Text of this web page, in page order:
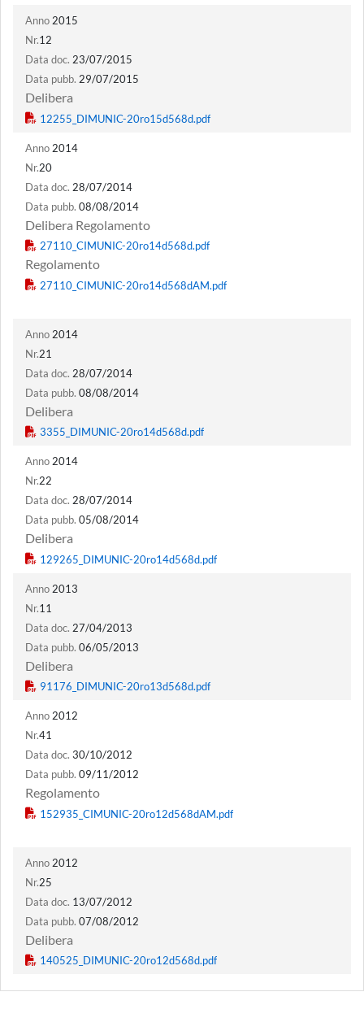
Anno2015
Nr.12
Data doc. 23/07/2015
Data pubb. 29/07/2015
Delibera
Anno 2014
Nr.20
Data doc. 28/07/2014
Data pubb. 08/08/2014
Delibera Regolamento
Regolamento
Anno 2014
Nr.21
Data doc. 28/07/2014
Data pubb. 08/08/2014
Delibera
Anno2014
Nr.22
Data doc. 28/07/2014
Data pubb. 05/08/2014
Delibera
Anno 2013
Nr.11
Data doc. 27/04/2013
Data pubb. 06/05/2013
Delibera
Anno 2012
Nr.41
Data doc. 30/10/2012
Data pubb. 09/11/2012
Regolamento
Anno 2012
Nr.25
Data doc. 13/07/2012
Data pubb. 07/08/2012
Delibera